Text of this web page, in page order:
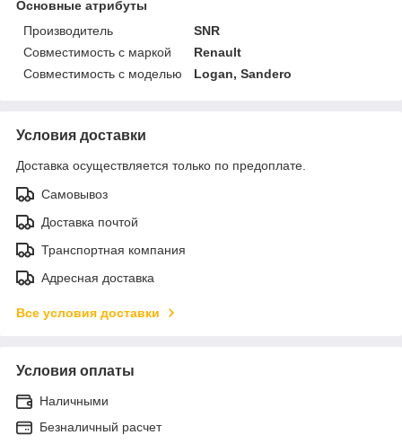
Основные атрибуты
Производитель
SNR
Совместимость с маркой
Renault
Совместимость с моделью
Logan, Sandero
Условия доставки
Доставка осуществляется только по предоплате.
Самовывоз
Доставка почтой
Транспортная компания
Адресная доставка
Все условия доставки
Условия оплаты
Наличными
Безналичный расчет